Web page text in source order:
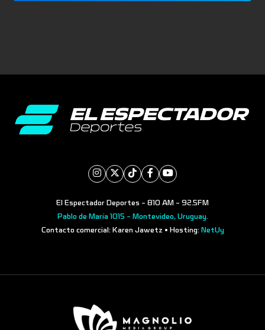
El Espectador Deportes - 810 AM - 92.5FM
Pablo de María 1015 - Montevideo, Uruguay.
Contacto comercial: Karen Jawetz • Hosting: NetUy